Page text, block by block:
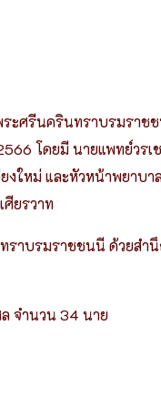
ระศรีนครินทราบรมราช
โดยมี นายแพทย์วร
งใหม่ และหัวหน้าพยาบ
ศียรวาท
ทราบรมราชชนนี ด้วยส
จำนวน 34 นาย